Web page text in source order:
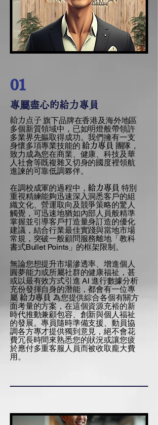
01
專屬盡心的給力專員
給力点子旗下品牌在香港及海外地區
多個新質領域中，已如明燈般帶領許
多業界先軀取得成功。我們擁有一支
身懷多項專業技能的給力專員 團隊，
致力成為您在商業、健康、科技及華
人社會等既複雜又切身的國度裡領航
進諫的可靠低調夥伴。
在調校成軍的過程中，給力專員 特別
重視精練能夠迅速深入洞悉客戶的組
織文化、營運取向及競爭策略的驚人
觸覺，可迅速地猶如內部人員般精準
掌握並引導客戶打造量身訂造的優化
建議，結合行業最佳實踐與當地市場
常規，突破一般顧問服務離地「教科
書式Bullet Points」的框架限制。
無論您想提升市場滲透率、增進個人
圓夢能力或所屬社群的健康福祉，甚
或以最有效方式引進 AI 進行數據分析
充份發揮自身的潛能，都會有一位專
屬 給力專員 為您提供綜合各個有關方
面考量的方案，在這個資源充裕的新
時代推動兼顧包容、創新與個人福祉
的發展。專員隨時準備支援、動員協
調各方專才提供獨到意見，絕不會花
費冗長時間來熟悉您的狀況或讓您疲
於應付多重客服人員而被收取龐大費
用。